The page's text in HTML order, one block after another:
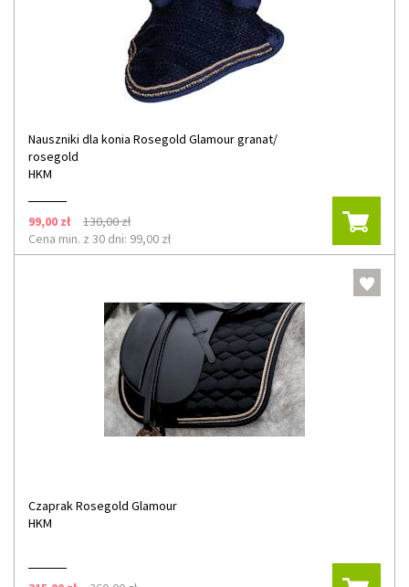
Nauszniki dla konia Rosegold Glamour granat/
rosegold
HKM
99,00 zł
130,00 zł
Cena min. z 30 dni: 99,00 zł
Czaprak Rosegold Glamour
HKM